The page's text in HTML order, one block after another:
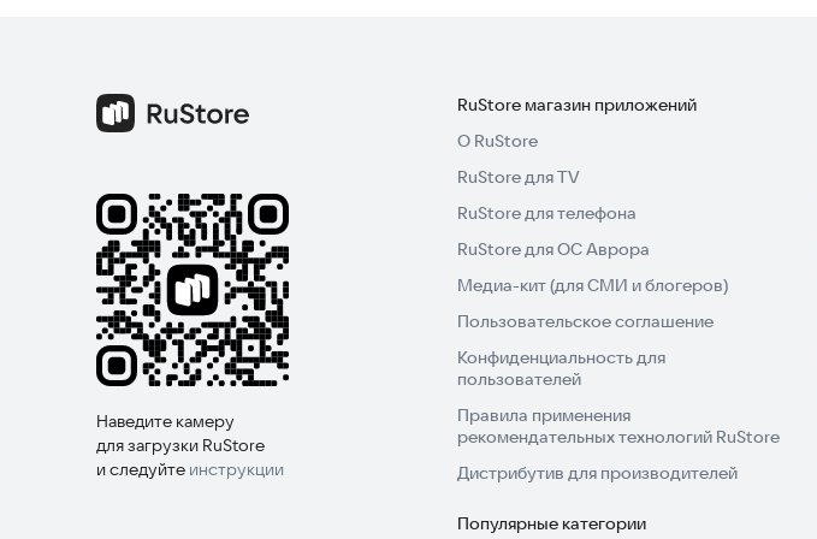
Наведите камеру
для загрузки RuStore
и следуйте инструкции
RuStore магазин приложений
О RuStore
RuStore для TV
RuStore для телефона
RuStore для ОС Аврора
Медиа-кит (для СМИ и блогеров)
Пользовательское соглашение
Конфиденциальность для
пользователей
Правила применения
рекомендательных технологий RuStore
Дистрибутив для производителей
Популярные категории